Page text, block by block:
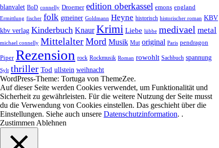
blanvalet BoD connelly Droemer edition oberkassel emons england
Ermittlung fischer folk gmeiner Goldmann Heyne historisch historischer roman KBV
kbv verlag Kinderbuch Knaur Krimi Liebe lübbe medivael metal
michael connelly MittelalterMord Musik Mut original Paris pendragon
Piper Rezension rock Rockmusik Roman rowohlt Sachbuch spannung
Sylt thriller Tod ullstein weihnacht
WordPress-Theme: Tortuga von ThemeZee.
Auf dieser Seite werden Cookies verwendet, um Funktionalität und
Sicherheit zu gewährleisten. Für die weitere Nutzung der Seite musst
du die Verwendung von Cookies einstellen. Das geschieht über die
Einstellungen. Siehe auch unsere Datenschutzinformation. .
Zustimmen Ablehnen